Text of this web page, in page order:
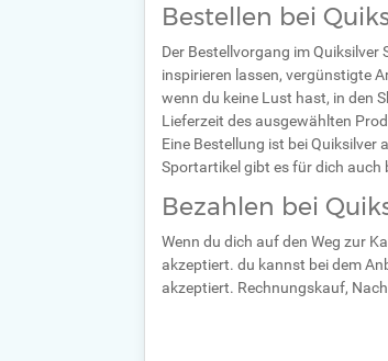
Bestellen bei
Der Bestellvorgang im
inspirieren lassen, vergünstigte
wenn du keine Lust hast, in den
Lieferzeit des ausgewählten
Eine Bestellung ist bei
Sportartikel gibt es für dich auch
Bezahlen bei
Wenn du dich auf den Weg zur
akzeptiert. du kannst bei dem
akzeptiert. Rechnungskauf,